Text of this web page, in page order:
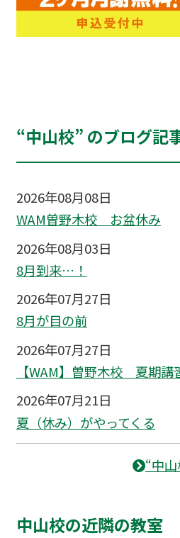
“中山校” のブログ記
2026年08月08日
WAM曽野木校 お盆休み
2026年08月03日
8月到来…！
2026年07月27日
8月が目の前
2026年07月27日
【WAM】曽野木校 夏期講
2026年07月21日
夏（休み）がやってくる
“中
中山校の近隣の教室